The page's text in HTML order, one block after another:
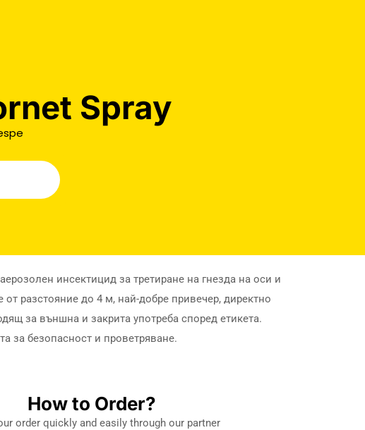
Spray
инсектицид за третиране на гнезда на оси и
разстояние до 4 м, най-добре привечер, директно
за външна и закрита употреба според етикета.
за безопасност и проветряване.
How to Order?
order quickly and easily through our partner